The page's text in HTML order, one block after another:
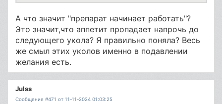
А что значит "препарат начинает работать"?
Это значит,что аппетит пропадает напрочь до
следующего укола? Я правильно поняла? Весь
же смыл этих уколов именно в подавлении
желания есть.
Julss
Сообщение #471 от 11-11-2024 01:03:25